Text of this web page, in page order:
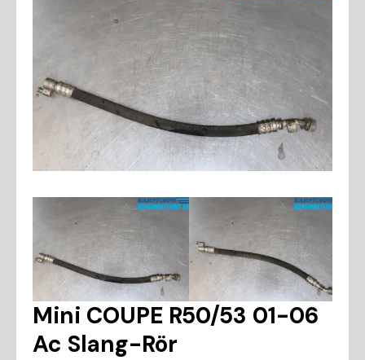
Mini COUPE R50/53 01-06
Ac Slang-Rör